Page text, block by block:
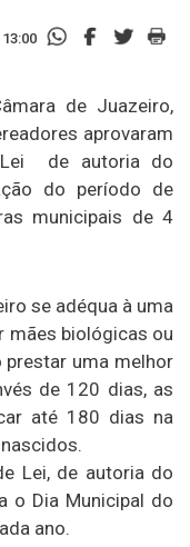
de Juazeiro,
aprovaram
Lei de autoria do
do período de
municipais de 4
se adéqua à uma
mães biológicas ou
prestar uma melhor
de 120 dias, as
até 180 dias na
Lei, de autoria do
o Dia Municipal do
ano.